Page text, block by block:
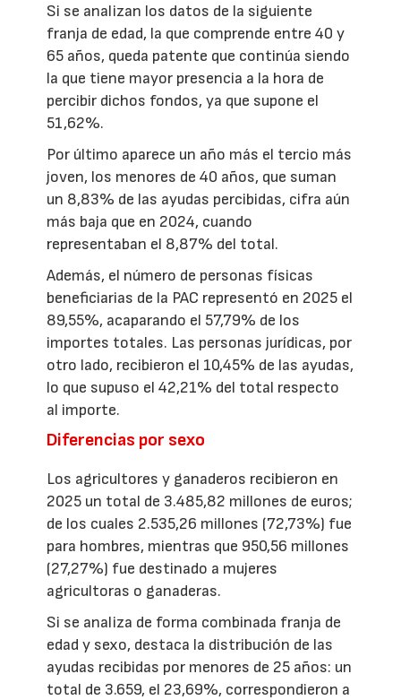
Si se analizan los datos de la siguiente
franja de edad, la que comprende entre 40 y
65 años, queda patente que continúa siendo
la que tiene mayor presencia a la hora de
percibir dichos fondos, ya que supone el
51,62%.
Por último aparece un año más el tercio más
joven, los menores de 40 años, que suman
un 8,83% de las ayudas percibidas, cifra aún
más baja que en 2024, cuando
representaban el 8,87% del total.
Además, el número de personas físicas
beneficiarias de la PAC representó en 2025 el
89,55%, acaparando el 57,79% de los
importes totales. Las personas jurídicas, por
otro lado, recibieron el 10,45% de las ayudas,
lo que supuso el 42,21% del total respecto
al importe.
Diferencias por sexo
Los agricultores y ganaderos recibieron en
2025 un total de 3.485,82 millones de euros;
de los cuales 2.535,26 millones (72,73%) fue
para hombres, mientras que 950,56 millones
(27,27%) fue destinado a mujeres
agricultoras o ganaderas.
Si se analiza de forma combinada franja de
edad y sexo, destaca la distribución de las
ayudas recibidas por menores de 25 años: un
total de 3.659, el 23,69%, correspondieron a